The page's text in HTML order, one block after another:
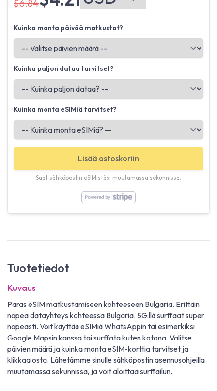
$6.84
Kuinka monta päivää matkustat?
Kuinka paljon dataa tarvitset?
Kuinka monta eSIMiä tarvitset?
Lisää ostoskoriin
Saat sähköpostin eSIMistäsi muutamassa sekunnissa.
Tuotetiedot
Kuvaus
Paras eSIM matkustamiseen kohteeseen Bulgaria. Erittäin
nopea datayhteys kohteessa Bulgaria. 5G:llä surffaat super
nopeasti. Voit käyttää eSIMiä WhatsAppin tai esimerkiksi
Google Mapsin kanssa tai surffata kuten kotona. Valitse
päivien määrä ja kuinka monta eSIM-korttia tarvitset ja
klikkaa osta. Lähetämme sinulle sähköpostin asennusohjeilla
muutamassa sekunnissa, ja voit aloittaa surffailun.